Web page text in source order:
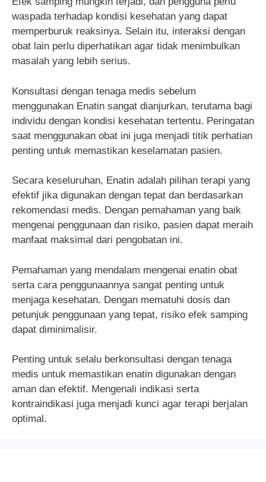
waspada terhadap kondisi kesehatan yang dapat
memperburuk reaksinya. Selain itu, interaksi dengan
obat lain perlu diperhatikan agar tidak menimbulkan
masalah yang lebih serius.
Konsultasi dengan tenaga medis sebelum
menggunakan Enatin sangat dianjurkan, terutama bagi
individu dengan kondisi kesehatan tertentu. Peringatan
saat menggunakan obat ini juga menjadi titik perhatian
penting untuk memastikan keselamatan pasien.
Secara keseluruhan, Enatin adalah pilihan terapi yang
efektif jika digunakan dengan tepat dan berdasarkan
rekomendasi medis. Dengan pemahaman yang baik
mengenai penggunaan dan risiko, pasien dapat meraih
manfaat maksimal dari pengobatan ini.
Pemahaman yang mendalam mengenai enatin obat
serta cara penggunaannya sangat penting untuk
menjaga kesehatan. Dengan mematuhi dosis dan
petunjuk penggunaan yang tepat, risiko efek samping
dapat diminimalisir.
Penting untuk selalu berkonsultasi dengan tenaga
medis untuk memastikan enatin digunakan dengan
aman dan efektif. Mengenali indikasi serta
kontraindikasi juga menjadi kunci agar terapi berjalan
optimal.